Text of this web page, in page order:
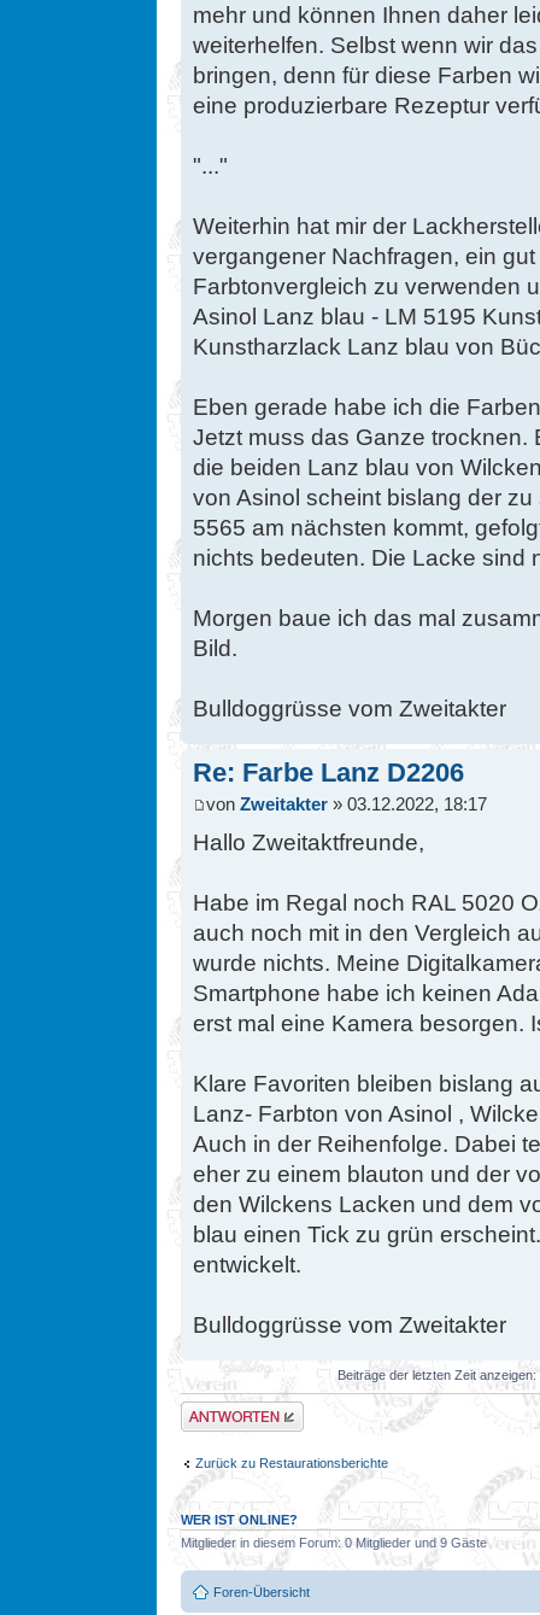
mehr und können Ihnen daher
weiterhelfen. Selbst wenn wir
bringen, denn für diese Farben
eine produzierbare Rezeptur
"..."
Weiterhin hat mir der
vergangener Nachfragen, ein
Farbtonvergleich zu verwenden
Asinol Lanz blau - LM 5195
Kunstharzlack Lanz blau von
Eben gerade habe ich die
Jetzt muss das Ganze trocknen.
die beiden Lanz blau von
von Asinol scheint bislang der
5565 am nächsten kommt,
nichts bedeuten. Die Lacke sind
Morgen baue ich das mal
Bild.
Bulldoggrüsse vom Zweitakter
Re: Farbe Lanz D2206
von Zweitakter » 03.12.2022, 18:17
Hallo Zweitaktfreunde,
Habe im Regal noch RAL 5020
auch noch mit in den Vergleich
wurde nichts. Meine
Smartphone habe ich keinen
erst mal eine Kamera besorgen.
Klare Favoriten bleiben bislang
Lanz- Farbton von Asinol ,
Auch in der Reihenfolge. Dabei
eher zu einem blauton und der
den Wilckens Lacken und dem
blau einen Tick zu grün
entwickelt.
Bulldoggrüsse vom Zweitakter
Beiträge der letzten Zeit anzeigen:
Antwort erstellen
Zurück zu Restaurationsberichte
WER IST ONLINE?
Mitglieder in diesem Forum: 0 Mitglieder und 9 Gäste
Foren-Übersicht